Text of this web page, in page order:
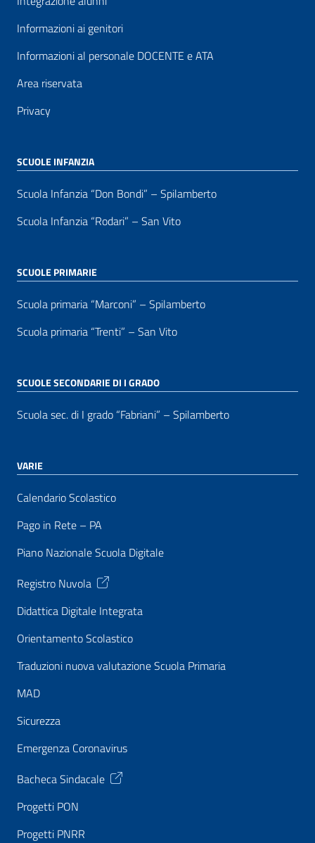
Informazioni ai genitori
Informazioni al personale DOCENTE e ATA
Area riservata
Privacy
SCUOLE INFANZIA
Scuola Infanzia “Don Bondi” – Spilamberto
Scuola Infanzia “Rodari” – San Vito
SCUOLE PRIMARIE
Scuola primaria “Marconi” – Spilamberto
Scuola primaria “Trenti” – San Vito
SCUOLE SECONDARIE DI I GRADO
Scuola sec. di I grado “Fabriani” – Spilamberto
VARIE
Calendario Scolastico
Pago in Rete – PA
Piano Nazionale Scuola Digitale
Registro Nuvola
Didattica Digitale Integrata
Orientamento Scolastico
Traduzioni nuova valutazione Scuola Primaria
MAD
Sicurezza
Emergenza Coronavirus
Bacheca Sindacale
Progetti PON
Progetti PNRR